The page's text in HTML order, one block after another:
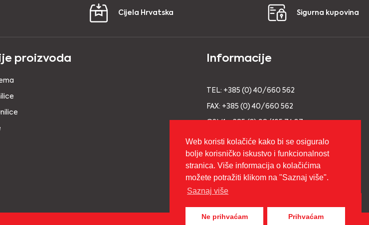
Cijela Hrvatska Sigurna kupovina
proizvoda Informacije
TEL: +385 (0) 40/660 562
FAX: +385 (0) 40/660 562
GSM1: +385 (0) 98/195 74 07
GSM2: +385 (0) 98/93 91 695
E-MAIL: info@vage-bukovic.hr
Web koristi kolačiće kako bi se osiguralo
bolje korisničko iskustvo i funkcionalnost
stranica. Više informacija o kolačićima
možete potražiti klikom na "Saznaj više".
Saznaj više
Ne prihvaćam Prihvaćam